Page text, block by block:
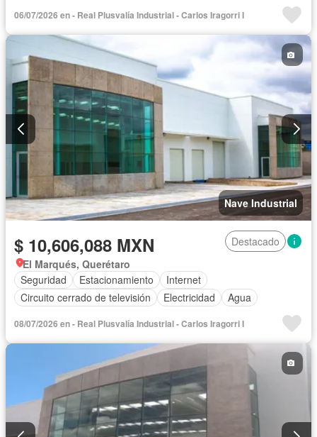
06/07/2026 en - Real Plusvalía Industrial - Carlos Iragorri I
Nave Industrial
$ 10,606,088 MXN
Destacado
El Marqués, Querétaro
Seguridad
Estacionamiento
Internet
Circuito cerrado de televisión
Electricidad Agua
08/07/2026 en - Real Plusvalía Industrial - Carlos Iragorri I